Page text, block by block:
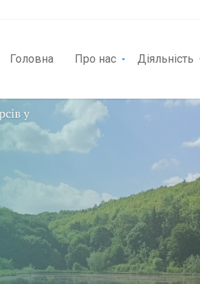
Головна Про нас Діяльність